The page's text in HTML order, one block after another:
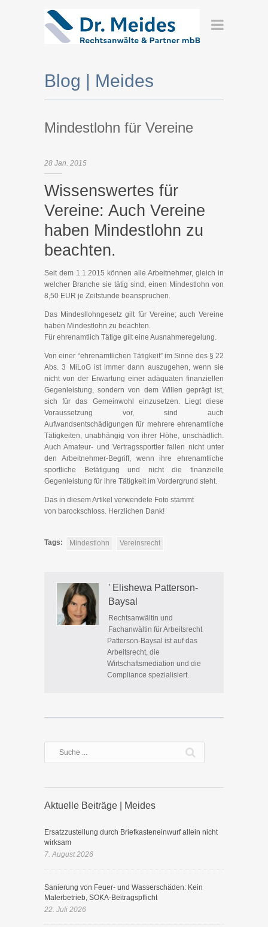
Blog | Meides
Mindestlohn für Vereine
28 Jan. 2015
Wissenswertes für
Vereine: Auch Vereine
haben Mindestlohn zu
beachten.
Seit dem 1.1.2015 können alle Arbeitnehmer, gleich in
welcher Branche sie tätig sind, einen Mindestlohn von
8,50 EUR je Zeitstunde beanspruchen.
Das Mindesllohngesetz gilt für Vereine; auch Vereine
haben Mindestlohn zu beachten.
Für ehrenamtlich Tätige gilt eine Ausnahmeregelung.
Von einer “ehrenamtlichen Tätigkeit” im Sinne des § 22
Abs. 3 MiLoG ist immer dann auszugehen, wenn sie
nicht von der Erwartung einer adäquaten finanziellen
Gegenleistung, sondern von dem Willen geprägt ist,
sich für das Gemeinwohl einzusetzen. Liegt diese
Voraussetzung vor, sind auch
Aufwandsentschädigungen für mehrere ehrenamtliche
Tätigkeiten, unabhängig von ihrer Höhe, unschädlich.
Auch Amateur- und Vertragssportler fallen nicht unter
den Arbeitnehmer-Begriff, wenn ihre ehrenamtliche
sportliche Betätigung und nicht die finanzielle
Gegenleistung für ihre Tätigkeit im Vordergrund steht.
Das in diesem Artikel verwendete Foto stammt
von barockschloss. Herzlichen Dank!
Tags: Mindestlohn Vereinsrecht
' Elishewa Patterson-
Baysal
Rechtsanwältin und
Fachanwältin für Arbeitsrecht
Patterson-Baysal ist auf das
Arbeitsrecht, die
Wirtschaftsmediation und die
Compliance spezialisiert.
Aktuelle Beiträge | Meides
Ersatzzustellung durch Briefkasteneinwurf allein nicht
wirksam
7. August 2026
Sanierung von Feuer- und Wasserschäden: Kein
Malerbetrieb, SOKA-Beitragspflicht
22. Juli 2026